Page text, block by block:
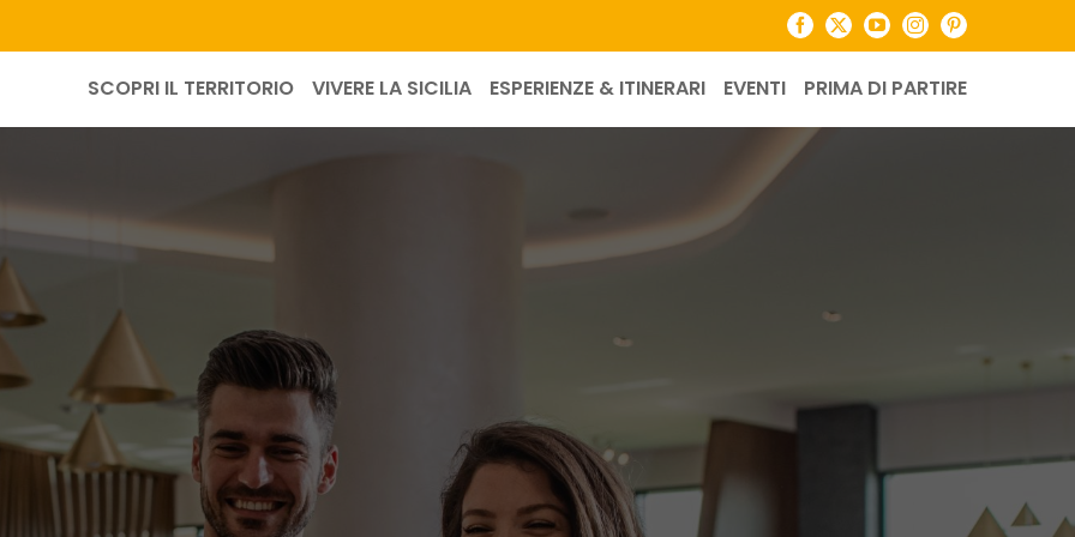
Facebook
X YouTubeInstagramPinterest
SCOPRI IL TERRITORIO VIVERE LA SICILIA ESPERIENZE & ITINERARI EVENTI PRIMA DI PARTIRE